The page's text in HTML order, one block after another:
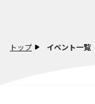
トップ イベント一覧